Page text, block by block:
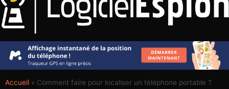
Accueil » Comment faire pour localiser un téléphone portable ?